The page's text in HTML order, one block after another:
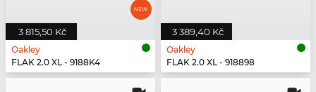
3 815,50 Kč
Oakley
FLAK 2.0 XL - 9188K4
3 389,40 Kč
Oakley
FLAK 2.0 XL - 918898